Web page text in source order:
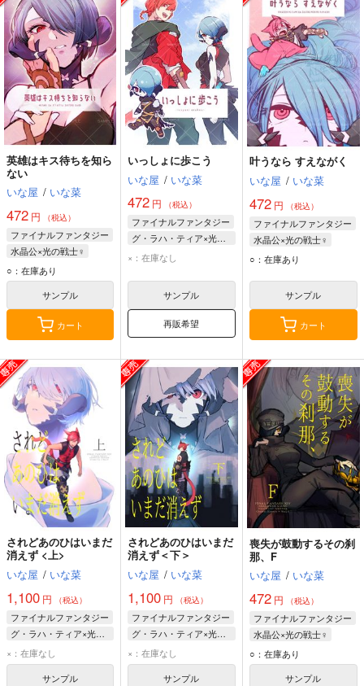
英雄はキス待ちを知ら
ない
いな屋 / いな菜
472 円 （税込）
ファイナルファンタジー
水晶公×光の戦士♀
水晶公
光の戦士♀
○：在庫あり
サンプル
カート
いっしょに歩こう
いな屋 / いな菜
472 円 （税込）
ファイナルファンタジー
グ・ラハ・ティア×光の戦士♀
グ・ラハ・ティア
×：在庫なし
サンプル
再販希望
叶うなら すえながく
いな屋 / いな菜
472円 （税込）
ファイナルファンタジー
水晶公×光の戦士♀
水晶公
光の戦士♀
○：在庫あり
サンプル
カート
されどあのひはいまだ
消えず <上>
いな屋 / いな菜
1,100 円 （税込）
ファイナルファンタジー
グ・ラハ・ティア×光の戦士♀
グ・ラハ・ティア
光の戦士♀
×：在庫なし
サンプル
されどあのひはいまだ
消えず＜下＞
いな屋 / いな菜
1,100 円 （税込）
ファイナルファンタジー
グ・ラハ・ティア×光の戦士♀
グ・ラハ・ティア
光の戦士♀
×：在庫なし
サンプル
喪失が鼓動するその刹
那、F
いな屋 / いな菜
472円 （税込）
ファイナルファンタジー
水晶公×光の戦士♀
水晶公
光の戦士♀
○：在庫あり
サンプル